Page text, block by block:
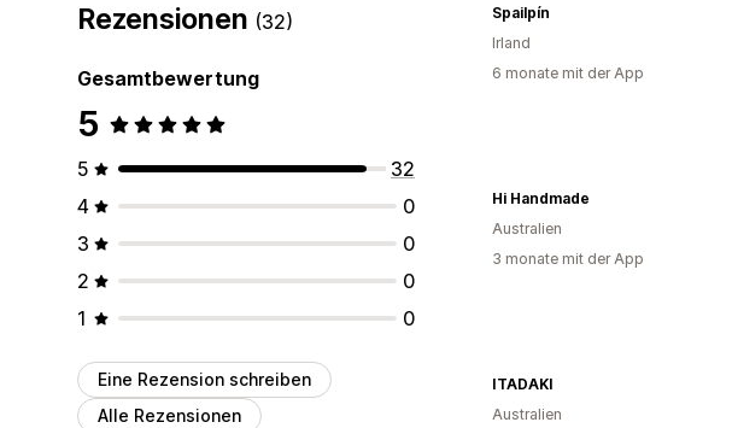
Rezensionen (32)
Gesamtbewertung
5
5
32
4
0
3
0
2
0
1
0
Eine Rezension schreiben
Alle Rezensionen
Spailpín
Irland
6 monate mit der App
Hi Handmade
Australien
3 monate mit der App
ITADAKI
Australien